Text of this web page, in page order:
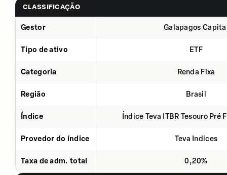
CLASSIFICAÇÃO
Gestor Galapagos
Tipo de ativo ETF
Categoria Renda Fixa
Região Brasil
Índice Índice Teva ITBR Tesouro Pré
Provedor do índice Teva Indices
Taxa de adm. total 0,20%